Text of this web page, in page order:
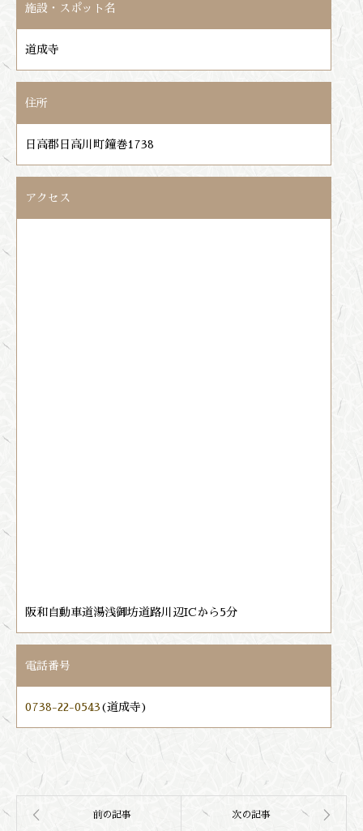
施設・スポット名
道成寺
住所
日高郡日高川町鐘巻1738
アクセス
阪和自動車道湯浅御坊道路川辺ICから5分
電話番号
0738-22-0543 (道成寺)